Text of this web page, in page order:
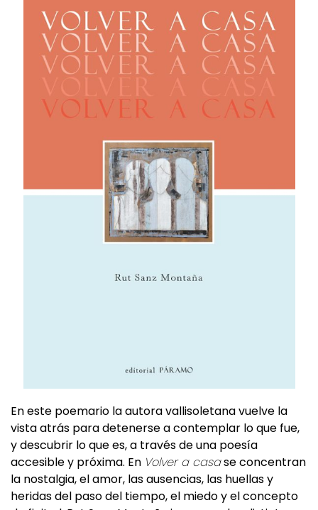
En este poemario la autora vallisoletana vuelve la
vista atrás para detenerse a contemplar lo que fue,
y descubrir lo que es, a través de una poesía
accesible y próxima. EnVolver a casase concentran
la nostalgia, el amor, las ausencias, las huellas y